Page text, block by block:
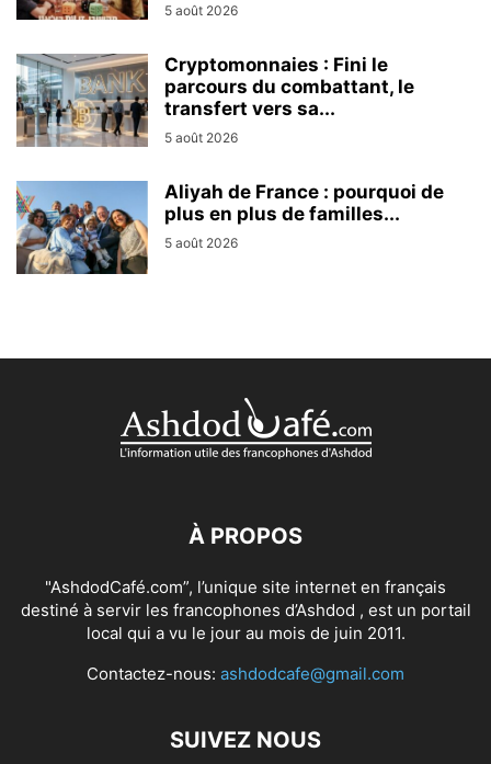
5 août 2026
Cryptomonnaies : Fini le
parcours du combattant, le
transfert vers sa...
5 août 2026
Aliyah de France : pourquoi de
plus en plus de familles...
5 août 2026
À PROPOS
"AshdodCafé.com”, l’unique site internet en français
destiné à servir les francophones d’Ashdod , est un portail
local qui a vu le jour au mois de juin 2011.
Contactez-nous: ashdodcafe@gmail.com
SUIVEZ NOUS